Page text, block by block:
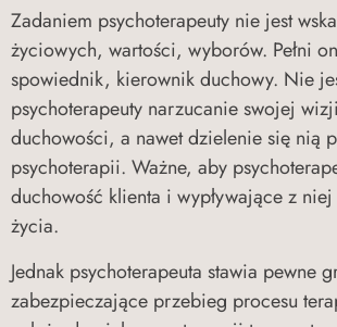
Zadaniem psychoterapeuty nie jest
życiowych, wartości, wyborów. Pełni
spowiednik, kierownik duchowy. Nie
psychoterapeuty narzucanie swojej
duchowości, a nawet dzielenie się nią
psychoterapii. Ważne, aby
duchowość klienta i wypływające z
życia.
Jednak psychoterapeuta stawia pewne
zabezpieczające przebieg procesu